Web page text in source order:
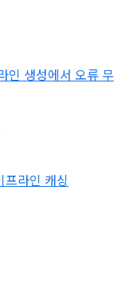
인 생성에서 오류 무
프라인 캐싱